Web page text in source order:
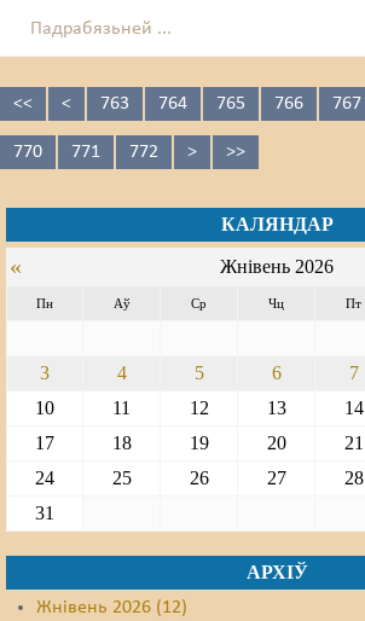
Падрабязьней ...
<< < 763 764 765 766 767
770 771 772 > >>
КАЛЯНДАР
« Жнівень 2026
Пн Аў Ср Чц Пт
3
4 5 6 7
10
11 12 13 14
17
18 19 20 21
24
25 26 27 28
31
АРХІЎ
Жнівень 2026 (12)